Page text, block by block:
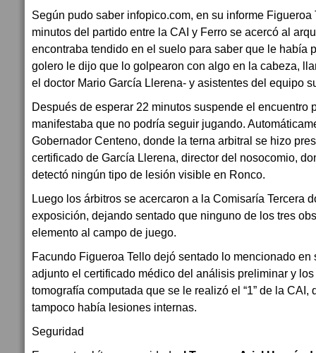
Según pudo saber infopico.com, en su informe
minutos del partido entre la CAI y Ferro se acercó al
encontraba tendido en el suelo para saber que le había
golero le dijo que lo golpearon con algo en la cabeza,
el doctor Mario García Llerena- y asistentes del equipo
Después de esperar 22 minutos suspende el encuentro
manifestaba que no podría seguir jugando.
Gobernador Centeno, donde la terna arbitral se hizo
certificado de García Llerena, director del nosocomio,
detectó ningún tipo de lesión visible en Ronco.
Luego los árbitros se acercaron a la Comisaría Tercera
exposición, dejando sentado que ninguno de los tres
elemento al campo de juego.
Facundo Figueroa Tello dejó sentado lo mencionado en
adjunto el certificado médico del análisis preliminar y
tomografía computada que se le realizó el “1” de la CAI,
tampoco había lesiones internas.
Seguridad